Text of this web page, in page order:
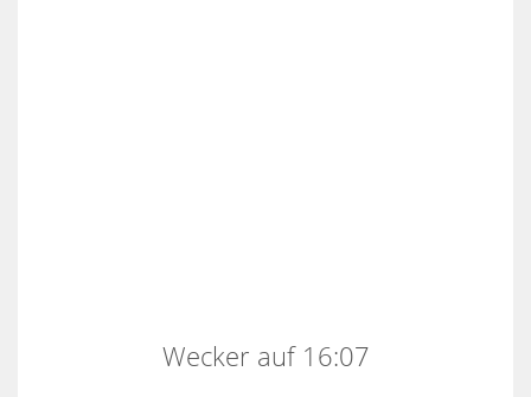
Wecker auf 16:07